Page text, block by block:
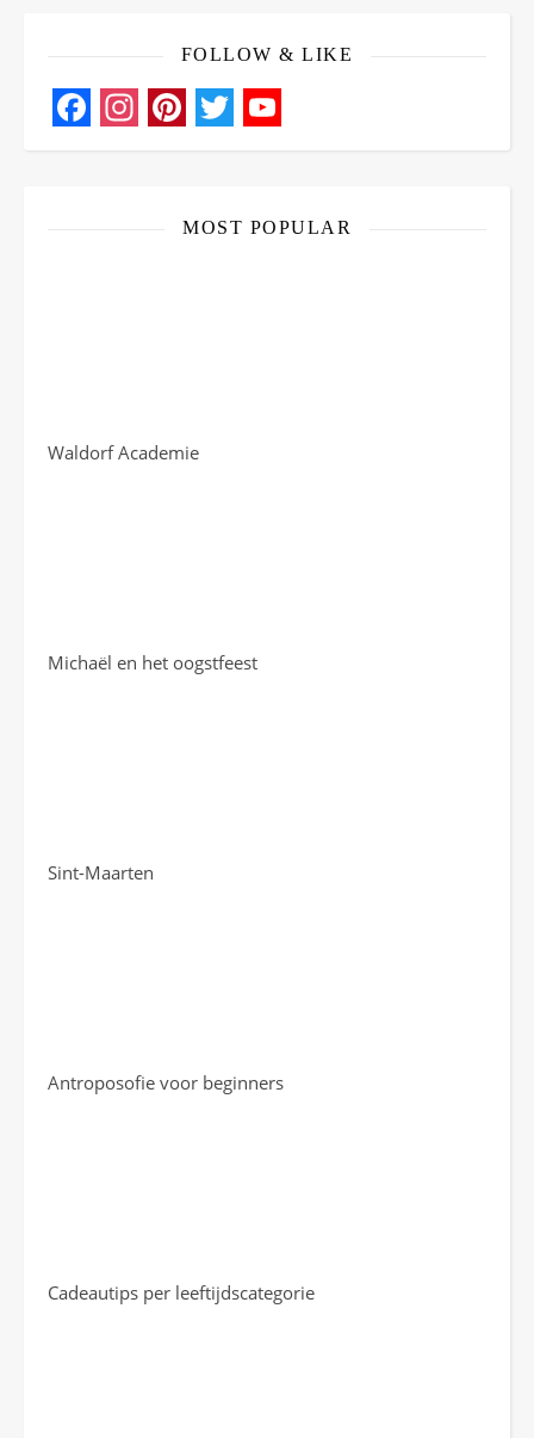
FOLLOW & LIKE
Facebook
Instagram
Pinterest
Twitter
YouTube
MOST POPULAR
Waldorf Academie
Michaël en het oogstfeest
Sint-Maarten
Antroposofie voor beginners
Cadeautips per leeftijdscategorie